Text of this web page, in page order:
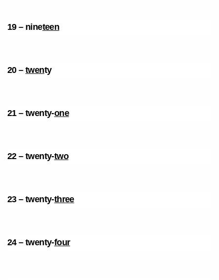
19 – nineteen
20 – twenty
21 – twenty-one
22 – twenty-two
23 – twenty-three
24 – twenty-four